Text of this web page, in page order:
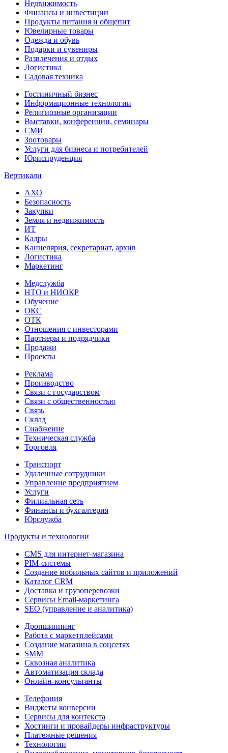
Недвижимость
Финансы и инвестиции
Продукты питания и общепит
Ювелирные товары
Одежда и обувь
Подарки и сувениры
Развлечения и отдых
Логистика
Садовая техника
Гостиничный бизнес
Информационные технологии
Религиозные организации
Выставки, конференции, семинары
СМИ
Зоотовары
Услуги для бизнеса и потребителей
Юриспруденция
Вертикали
АХО
Безопасность
Закупки
Земля и недвижимость
ИТ
Кадры
Канцелярия, секретариат, архив
Логистика
Маркетинг
Медслужба
НТО и НИОКР
Обучение
ОКС
ОТК
Отношения с инвесторами
Партнеры и подрядчики
Продажи
Проекты
Реклама
Производство
Связи с государством
Связи с общественностью
Связь
Склад
Снабжение
Техническая служба
Торговля
Транспорт
Удаленные сотрудники
Управление предприятием
Услуги
Филиальная сеть
Финансы и бухгалтерия
Юрслужба
Продукты и технологии
CMS для интернет-магазина
PIM-системы
Создание мобильных сайтов и приложений
Каталог CRM
Доставка и грузоперевозки
Сервисы Email-маркетинга
SEO (управление и аналитика)
Дропшиппинг
Работа с маркетплейсами
Создание магазина в соцсетях
SMM
Сквозная аналитика
Автоматизация склада
Онлайн-консультанты
Телефония
Виджеты конверсии
Сервисы для контекста
Хостинги и провайдеры инфраструктуры
Платежные решения
Технологии